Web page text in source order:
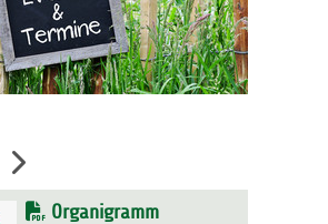
Organigramm